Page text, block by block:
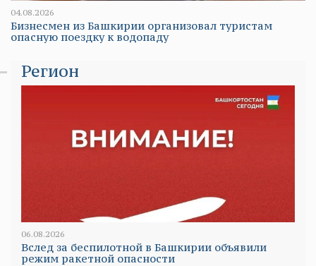
04.08.2026
Бизнесмен из Башкирии организовал туристам
опасную поездку к водопаду
Регион
06.08.2026
Вслед за беспилотной в Башкирии объявили
режим ракетной опасности